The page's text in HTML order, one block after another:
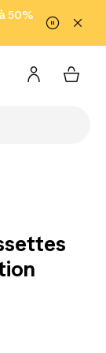
Aller au pied de
50%